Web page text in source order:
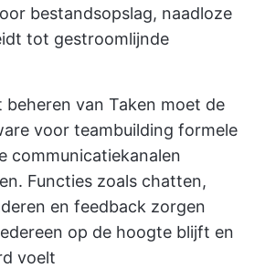
bestandsopslag, naadloze
tot gestroomlijnde
van Taken moet de
voor teambuilding formele
communicatiekanalen
Functies zoals chatten,
en feedback zorgen
op de hoogte blijft en
voelt